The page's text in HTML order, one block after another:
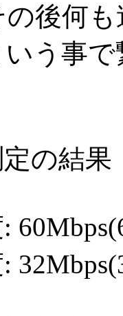
の後何
う事
の結果